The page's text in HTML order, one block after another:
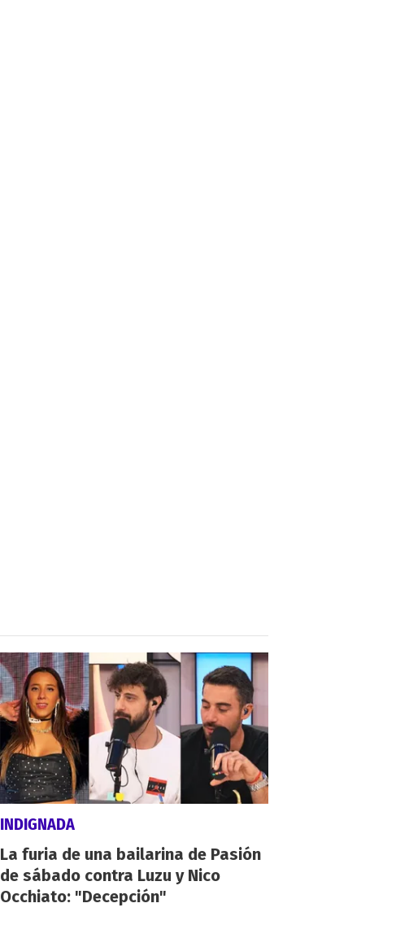
INDIGNADA
La furia de una bailarina de Pasión
de sábado contra Luzu y Nico
Occhiato: "Decepción"